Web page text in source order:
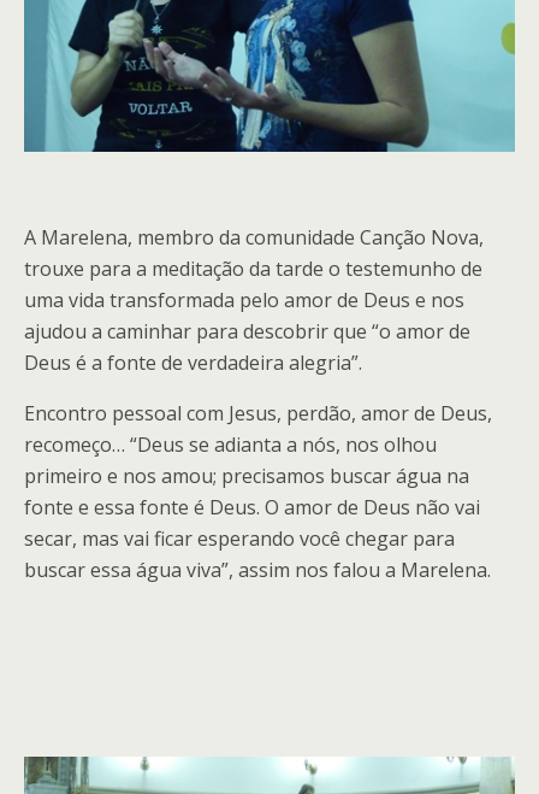
A Marelena, membro da comunidade Canção Nova,
trouxe para a meditação da tarde o testemunho de
uma vida transformada pelo amor de Deus e nos
ajudou a caminhar para descobrir que “o amor de
Deus é a fonte de verdadeira alegria”.
Encontro pessoal com Jesus, perdão, amor de Deus,
recomeço… “Deus se adianta a nós, nos olhou
primeiro e nos amou; precisamos buscar água na
fonte e essa fonte é Deus. O amor de Deus não vai
secar, mas vai ficar esperando você chegar para
buscar essa água viva”, assim nos falou a Marelena.